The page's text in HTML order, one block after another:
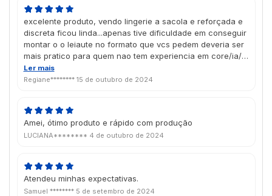
excelente produto, vendo lingerie a sacola e reforçada e
discreta ficou linda...apenas tive dificuldade em conseguir
montar o o leiaute no formato que vcs pedem deveria ser
mais pratico para quem nao tem experiencia em core/ia/
enfim tirando isso ficou linda.
Ler mais
Regiane******** 15 de outubro de 2024
Amei, ótimo produto e rápido com produção
LUCIANA******** 4 de outubro de 2024
Atendeu minhas expectativas.
Samuel ******** 5 de setembro de 2024